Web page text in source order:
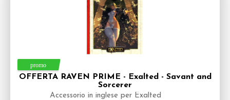
OFFERTA RAVEN PRIME - Exalted - Savant and
Sorcerer
Accessorio in inglese per Exalted